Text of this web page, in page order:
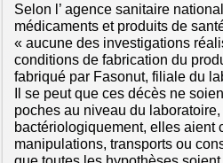
Selon l’ agence sanitaire
médicaments et produits de
« aucune des investigations
conditions de fabrication du
fabriqué par Fasonut, filiale du
Il se peut que ces décès ne
poches au niveau du
bactériologiquement, elles aient
manipulations, transports ou